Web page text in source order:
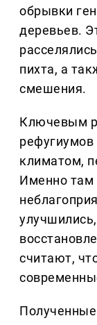
обрывки
деревьев.
пихта, а
смешения.
Ключевым
климатом,
Именно там
считают,